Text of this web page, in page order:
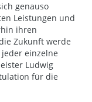
genauso
Leistungen und
ihren
Zukunft werde
einzelne
Ludwig
für die